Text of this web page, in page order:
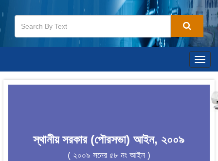
স্থানীয় সরকার (পৌরসভা) আইন, ২০০৯
( ২০০৯ সনের ৫৮ নং আইন )